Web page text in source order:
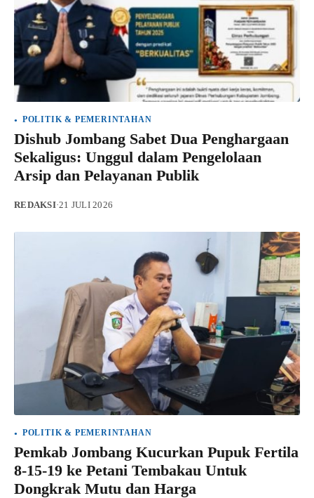
POLITIK & PEMERINTAHAN
Dishub Jombang Sabet Dua Penghargaan
Sekaligus: Unggul dalam Pengelolaan
Arsip dan Pelayanan Publik
REDAKSI·21 JULI 2026
POLITIK & PEMERINTAHAN
Pemkab Jombang Kucurkan Pupuk Fertila
8-15-19 ke Petani Tembakau Untuk
Dongkrak Mutu dan Harga